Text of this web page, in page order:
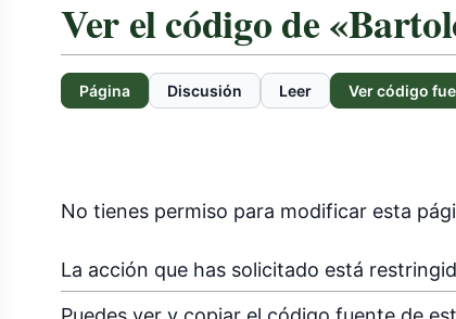
Ver el código de
Página Discusión Leer Ver código
No tienes permiso para modificar esta
La acción que has solicitado está